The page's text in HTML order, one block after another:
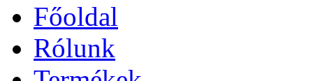
Főoldal
Rólunk